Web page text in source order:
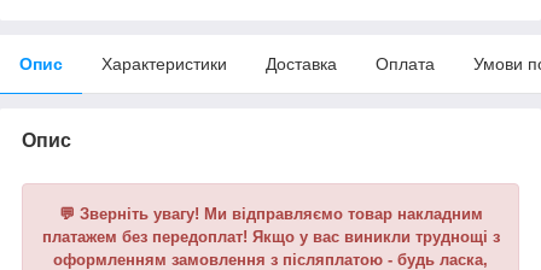
Опис Характеристики Доставка Оплата Умови
Опис
💬 Зверніть увагу! Ми відправляємо товар накладним
платажем без передоплат! Якщо у вас виникли труднощі з
оформленням замовлення з післяплатою - будь ласка,